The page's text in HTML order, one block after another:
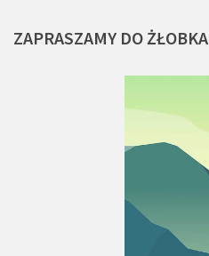
ZAPRASZAMY DOŻŁOBKA